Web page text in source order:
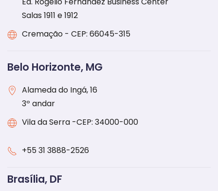
Salas 1911 e 1912
Cremação - CEP: 66045-315
Belo Horizonte, MG
Alameda do Ingá, 16
3º andar
Vila da Serra -CEP: 34000-000
+55 31 3888-2526
Brasília, DF